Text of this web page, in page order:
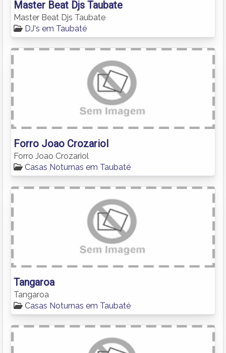
Master Beat Djs Taubate
Master Beat Djs Taubate
DJ's em Taubaté
Forro Joao Crozariol
Forro Joao Crozariol
Casas Noturnas em Taubaté
Tangaroa
Tangaroa
Casas Noturnas em Taubaté